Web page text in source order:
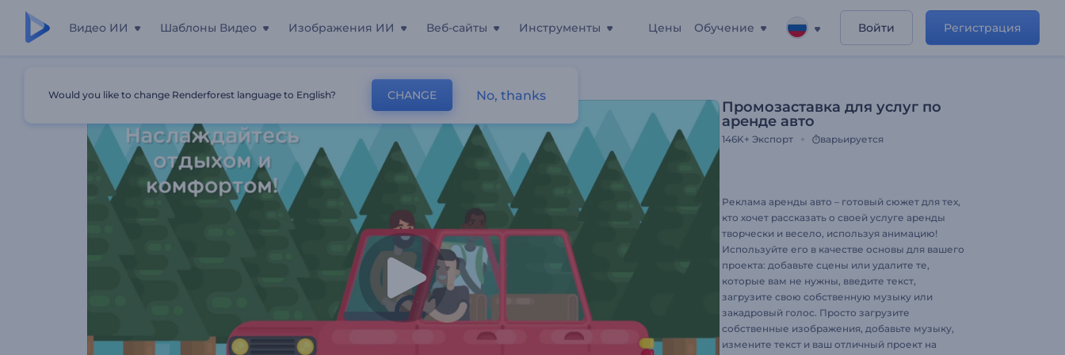
Видео ИИ Шаблоны Видео Изображения ИИ Веб-сайты Инструменты Цены Обучение Войти Регистрация
Промозаставка Для Услуг По Аренде Авто
Промозаставка для услуг по
аренде авто
146K+ Экспорт варьируется
Реклама аренды авто – готовый сюжет для тех,
кто хочет рассказать о своей услуге аренды
творчески и весело, используя анимацию!
Используйте его в качестве основы для вашего
проекта: добавьте сцены или удалите те,
которые вам не нужны, введите текст,
загрузите свою собственную музыку или
закадровый голос. Просто загрузите
собственные изображения, добавьте музыку,
измените текст и ваш отличный проект на
Would you like to change Renderforest language to English? CHANGE No, thanks